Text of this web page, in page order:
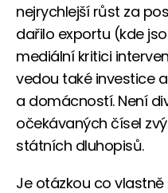
nejrychlejší růst za
dařilo exportu (kde
mediální kritici
vedou také investice
a domácností. Není
očekávaných čísel
státních dluhopisů.
Je otázkou co